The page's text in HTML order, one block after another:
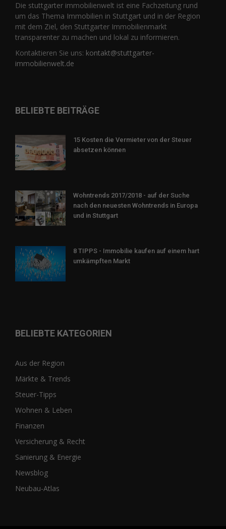
Die stuttgarter immobilienwelt ist eine Fachzeitung rund
um das Thema Immobilien in Stuttgart und in der Region
mit dem Ziel, den Stuttgarter Immobilienmarkt
transparenter zu machen und lokal zu informieren.
Kontaktieren Sie uns: kontakt@stuttgarter-
immobilienwelt.de
BELIEBTE BEITRÄGE
15 Kosten die Vermieter von der Steuer
absetzen können
Wohntrends 2017/2018 - auf der Suche
nach den neuesten Wohntrends in Europa
und in Stuttgart
8 TIPPS - Immobilie kaufen auf einem hart
umkämpften Markt
BELIEBTE KATEGORIEN
Aus der Region
Märkte & Trends
Steuer-Tipps
Wohnen & Leben
Finanzen
Versicherung & Recht
Sanierung & Energie
Newsblog
Neubau-Atlas